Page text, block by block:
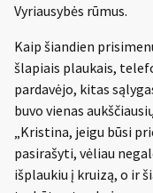
Vyriausybės rūmus.
Kaip šiandien
šlapiais plaukais,
pardavėjo, kitas
buvo vienas
„Kristina, jeigu būsi
pasirašyti, vėliau
išplaukiu į kruizą, o ir